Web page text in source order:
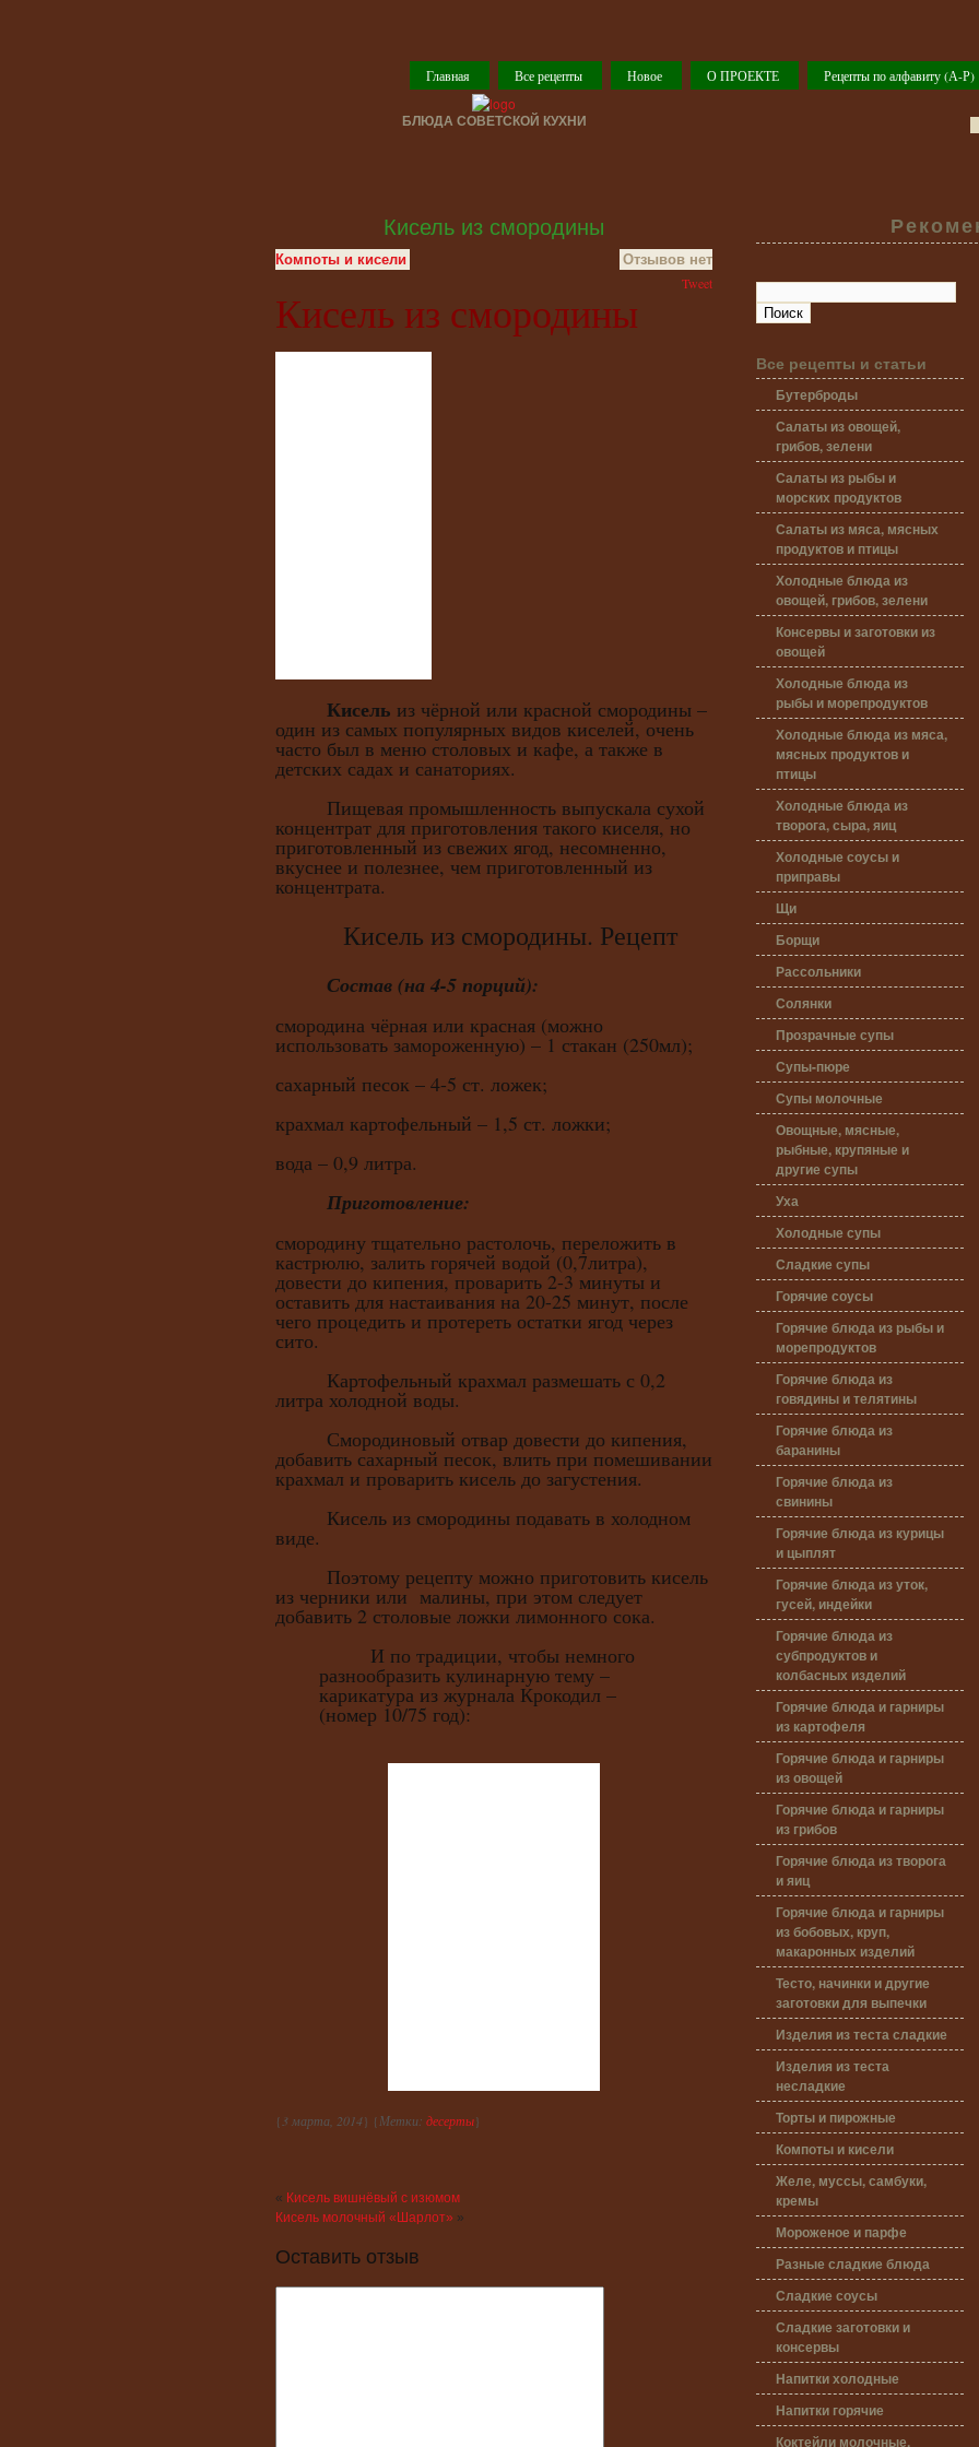
Главная Все рецепты Новое О ПРОЕКТЕ Рецепты по алфавиту (А-Р)
БЛЮДА СОВЕТСКОЙ КУХНИ
Кисель из смородины
Компоты и кисели Отзывов нет
Tweet
Кисель из смородины
Кисель из чёрной или красной смородины –
один из самых популярных видов киселей, очень
часто был в меню столовых и кафе, а также в
детских садах и санаториях.
Пищевая промышленность выпускала сухой
концентрат для приготовления такого киселя, но
приготовленный из свежих ягод, несомненно,
вкуснее и полезнее, чем приготовленный из
концентрата.
Кисель из смородины. Рецепт
Состав (на 4-5 порций):
смородина чёрная или красная (можно
использовать замороженную) – 1 стакан (250мл);
сахарный песок – 4-5 ст. ложек;
крахмал картофельный – 1,5 ст. ложки;
вода – 0,9 литра.
Приготовление:
смородину тщательно растолочь, переложить в
кастрюлю, залить горячей водой (0,7литра),
довести до кипения, проварить 2-3 минуты и
оставить для настаивания на 20-25 минут, после
чего процедить и протереть остатки ягод через
сито.
Картофельный крахмал размешать с 0,2
литра холодной воды.
Смородиновый отвар довести до кипения,
добавить сахарный песок, влить при помешивании
крахмал и проварить кисель до загустения.
Кисель из смородины подавать в холодном
виде.
Поэтому рецепту можно приготовить кисель
из черники или малины, при этом следует
добавить 2 столовые ложки лимонного сока.
И по традиции, чтобы немного
разнообразить кулинарную тему –
карикатура из журнала Крокодил –
(номер 10/75 год):
{ 3 марта, 2014} {Метки: десерты}
« Кисель вишнёвый с изюмом
Кисель молочный «Шарлот» »
Оставить отзыв
Все рецепты и статьи
Бутерброды
Салаты из овощей,
грибов, зелени
Салаты из рыбы и
морских продуктов
Салаты из мяса, мясных
продуктов и птицы
Холодные блюда из
овощей, грибов, зелени
Консервы и заготовки из
овощей
Холодные блюда из
рыбы и морепродуктов
Холодные блюда из мяса,
мясных продуктов и
птицы
Холодные блюда из
творога, сыра, яиц
Холодные соусы и
приправы
Щи
Борщи
Рассольники
Солянки
Прозрачные супы
Супы-пюре
Супы молочные
Овощные, мясные,
рыбные, крупяные и
другие супы
Уха
Холодные супы
Сладкие супы
Горячие соусы
Горячие блюда из рыбы и
морепродуктов
Горячие блюда из
говядины и телятины
Горячие блюда из
баранины
Горячие блюда из
свинины
Горячие блюда из курицы
и цыплят
Горячие блюда из уток,
гусей, индейки
Горячие блюда из
субпродуктов и
колбасных изделий
Горячие блюда и гарниры
из картофеля
Горячие блюда и гарниры
из овощей
Горячие блюда и гарниры
из грибов
Горячие блюда из творога
и яиц
Горячие блюда и гарниры
из бобовых, круп,
макаронных изделий
Тесто, начинки и другие
заготовки для выпечки
Изделия из теста сладкие
Изделия из теста
несладкие
Торты и пирожные
Компоты и кисели
Желе, муссы, самбуки,
кремы
Мороженое и парфе
Разные сладкие блюда
Сладкие соусы
Сладкие заготовки и
консервы
Напитки холодные
Напитки горячие
Коктейли молочные,